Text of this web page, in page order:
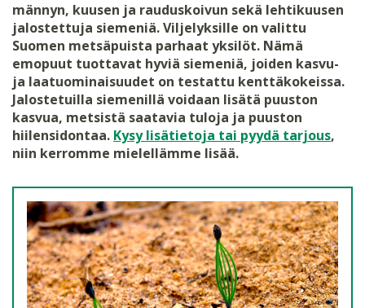
männyn, kuusen ja rauduskoivun sekä lehtikuusen
jalostettuja siemeniä. Viljelyksille on valittu
Suomen metsäpuista parhaat yksilöt. Nämä
emopuut tuottavat hyviä siemeniä, joiden kasvu-
ja laatuominaisuudet on testattu kenttäkokeissa.
Jalostetuilla siemenillä voidaan lisätä puuston
kasvua, metsistä saatavia tuloja ja puuston
hiilensidontaa. Kysy lisätietoja tai pyydä tarjous,
niin kerromme mielellämme lisää.